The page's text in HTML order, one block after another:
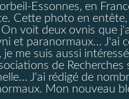
Essonnes, en
Cette photo en
voit deux ovnis que
et paranormaux... J'ai
me suis aussi
de
J'ai rédigé de
Mon nouveau